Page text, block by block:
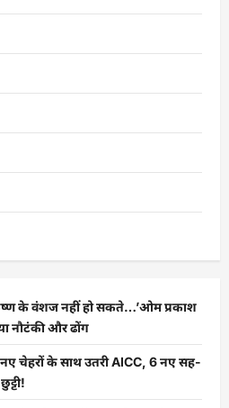
के वंशज नहीं हो सकते…’ओम प्रकाश
नौटंकी और ढोंग
नए चेहरों के साथ उतरी AICC, 6 नए सह-